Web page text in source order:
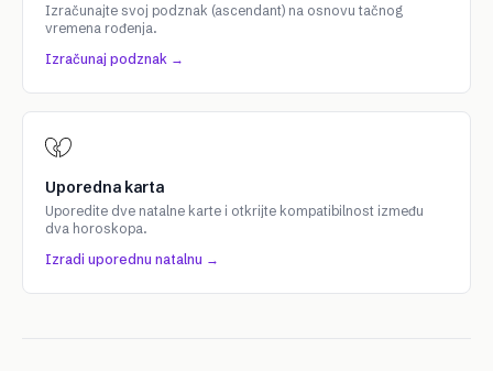
Izračunajte svoj podznak (ascendant) na osnovu tačnog
vremena rođenja.
Izračunaj podznak →
Uporedna karta
Uporedite dve natalne karte i otkrijte kompatibilnost između
dva horoskopa.
Izradi uporednu natalnu →